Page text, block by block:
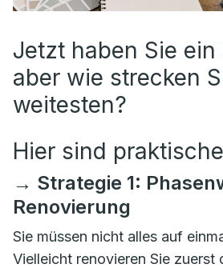
Jetzt haben Sie ein
aber wie strecken
weitesten?
Hier sind
→ Strategie 1:
Renovierung
Sie müssen nicht alles auf
Vielleicht renovieren Sie zuerst